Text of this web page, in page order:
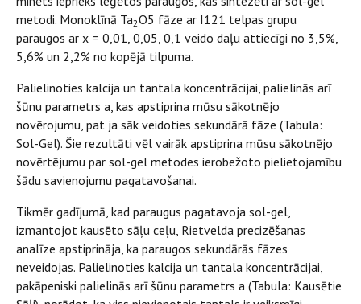
metodi. Monoklīnā Ta2O5 fāze ar I121 telpas grupu
paraugos ar x = 0,01, 0,05, 0,1 veido daļu attiecīgi no 3,5%,
5,6% un 2,2% no kopējā tilpuma.
Palielinoties kalcija un tantala koncentrācijai, palielinās arī
šūnu parametrs a, kas apstiprina mūsu sākotnējo
novērojumu, pat ja sāk veidoties sekundārā fāze (Tabula:
Sol-Gel). Šie rezultāti vēl vairāk apstiprina mūsu sākotnējo
novērtējumu par sol-gel metodes ierobežoto pielietojamību
šādu savienojumu pagatavošanai.
Tikmēr gadījumā, kad paraugus pagatavoja sol-gel,
izmantojot kausēto sāļu ceļu, Rietvelda precizēšanas
analīze apstiprināja, ka paraugos sekundārās fāzes
neveidojas. Palielinoties kalcija un tantala koncentrācijai,
pakāpeniski palielinās arī šūnu parametrs a (Tabula: Kausētie